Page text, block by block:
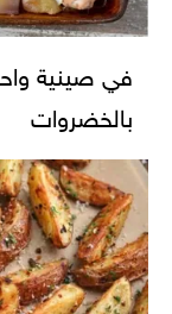
في صينية
بالخضروات